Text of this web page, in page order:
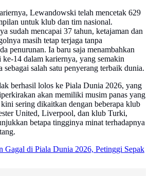
Lewandowski telah mencetak 629
untuk klub dan tim nasional.
sudah mencapai 37 tahun, ketajaman dan
masih tetap terjaga tanpa
penurunan. Ia baru saja menambahkan
14 dalam kariernya, yang semakin
sebagai salah satu penyerang terbaik dunia.
berhasil lolos ke Piala Dunia 2026, yang
akan memiliki musim panas yang
sering dikaitkan dengan beberapa klub
United, Liverpool, dan klub Turki,
betapa tingginya minat terhadapnya
Gagal di Piala Dunia 2026, Petinggi Sepak